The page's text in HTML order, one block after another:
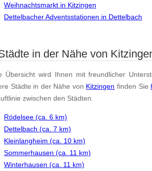
Weihnachtsmarkt in Kitzingen
Dettelbacher Adventsstationen in Dettelbach
in der Nähe von
Übersicht wird Ihnen mit freundlicher
Städte in der Nähe von Kitzingen finden Sie
zwischen den Städten.
Rödelsee (ca. 6 km)
Dettelbach (ca. 7 km)
Kleinlangheim (ca. 10 km)
Sommerhausen (ca. 11 km)
Winterhausen (ca. 11 km)